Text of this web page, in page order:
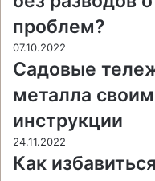
проблем?
07.10.2022
Садовые
металла
инструкции
24.11.2022
Как